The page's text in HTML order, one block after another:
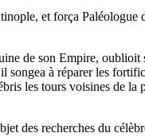
et força
de son Empire,
à réparer les
les tours voisines de
des recherches du